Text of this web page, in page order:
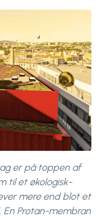
er på toppen af
til et økologisk-
mere end blot et
Protan-membran